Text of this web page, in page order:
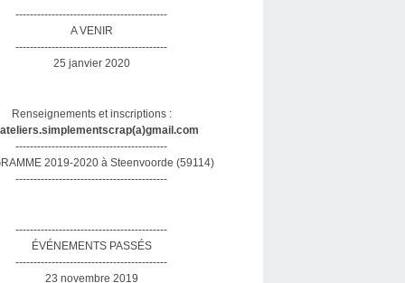
------------------------------------------
A VENIR
------------------------------------------
25 janvier 2020
Renseignements et inscriptions :
------------------------------------------
2019-2020 à Steenvoorde (59114)
------------------------------------------
------------------------------------------
ÉVÉNEMENTS PASSÉS
------------------------------------------
23 novembre 2019